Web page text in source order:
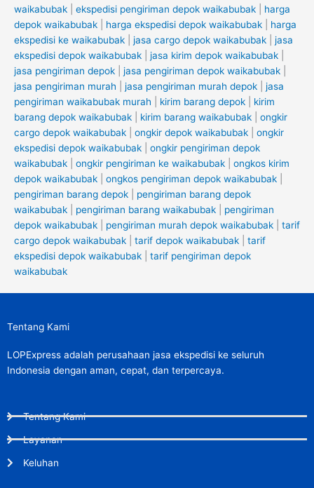
waikabubak
ekspedisi pengiriman depok waikabubak
harga
depok waikabubak
harga ekspedisi depok waikabubak
harga
ekspedisi ke waikabubak
jasa cargo depok waikabubak
jasa
ekspedisi depok waikabubak
jasa kirim depok waikabubak
jasa pengiriman depok
jasa pengiriman depok waikabubak
jasa pengiriman murah
jasa pengiriman murah depok
jasa
pengiriman waikabubak murah
kirim barang depok
kirim
barang depok waikabubak
kirim barang waikabubak
ongkir
cargo depok waikabubak
ongkir depok waikabubak
ongkir
ekspedisi depok waikabubak
ongkir pengiriman depok
waikabubak
ongkir pengiriman ke waikabubak
ongkos kirim
depok waikabubak
ongkos pengiriman depok waikabubak
pengiriman barang depok
pengiriman barang depok
waikabubak
pengiriman barang waikabubak
pengiriman
depok waikabubak
pengiriman murah depok waikabubak
tarif
cargo depok waikabubak
tarif depok waikabubak
tarif
ekspedisi depok waikabubak
tarif pengiriman depok
waikabubak
Tentang Kami
LOPExpress adalah perusahaan jasa ekspedisi ke seluruh
Indonesia dengan aman, cepat, dan terpercaya.
Tentang Kami
Layanan
Keluhan